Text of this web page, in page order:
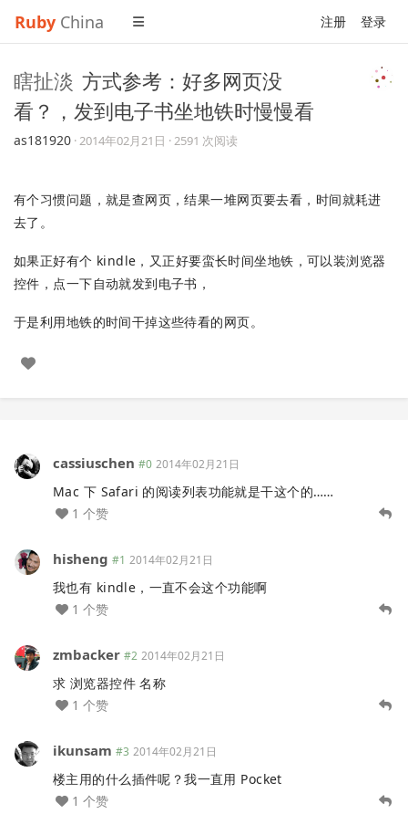
Ruby China 注册 登录
瞎扯淡 方式参考：好多网页没
看？，发到电子书坐地铁时慢慢看
as181920 ·2014年02月21日 · 2591 次阅读
有个习惯问题，就是查网页，结果一堆网页要去看，时间就耗进
去了。
如果正好有个 kindle，又正好要蛮长时间坐地铁，可以装浏览器
控件，点一下自动就发到电子书，
于是利用地铁的时间干掉这些待看的网页。
cassiuschen #0 2014年02月21日
Mac 下 Safari 的阅读列表功能就是干这个的……
1 个赞
hisheng #1 2014年02月21日
我也有 kindle，一直不会这个功能啊
1 个赞
zmbacker #2 2014年02月21日
求 浏览器控件 名称
1 个赞
ikunsam #3 2014年02月21日
楼主用的什么插件呢？我一直用 Pocket
1 个赞